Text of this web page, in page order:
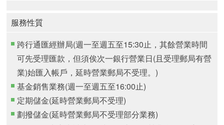
服務性質
跨行通匯經辦局(週一至週五至15:30止，其餘營業時間
可先受理匯款，但須俟次一銀行營業日(且受理郵局有營
業)始匯入帳戶，延時營業郵局不受理。)
基金銷售業務(週一至週五至16:00止)
定期儲金(延時營業郵局不受理)
劃撥儲金(延時營業郵局不受理部分業務)